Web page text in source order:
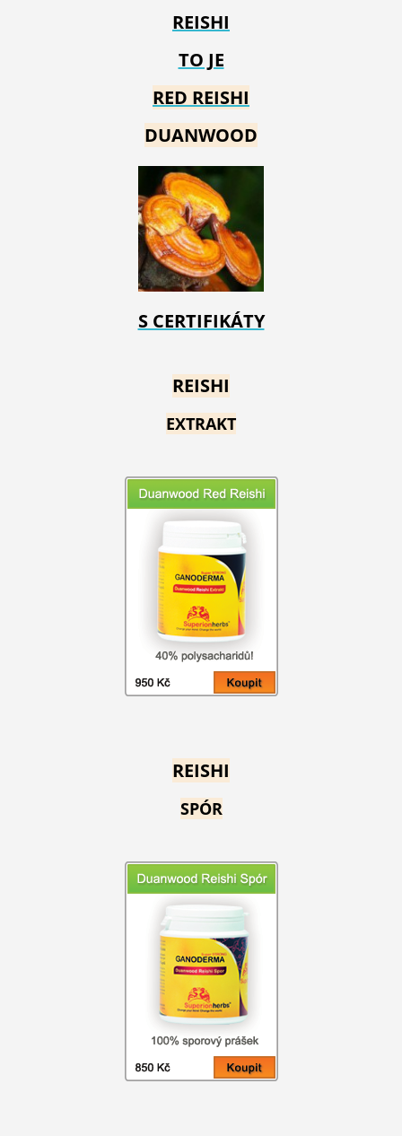
REISHI
TO JE
RED REISHI
DUANWOOD
S CERTIFIKÁTY
REISHI
EXTRAKT
REISHI
SPÓR